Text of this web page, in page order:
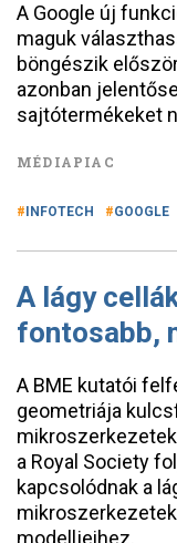
A Google új
maguk
böngészik
azonban
sajtótermékeket
MÉDIAPIAC
INFOTECH GOOGLE
A lágy
fontosabb,
A BME kutatói
geometriája
a Royal Society
kapcsolódnak a
modelljeihez.